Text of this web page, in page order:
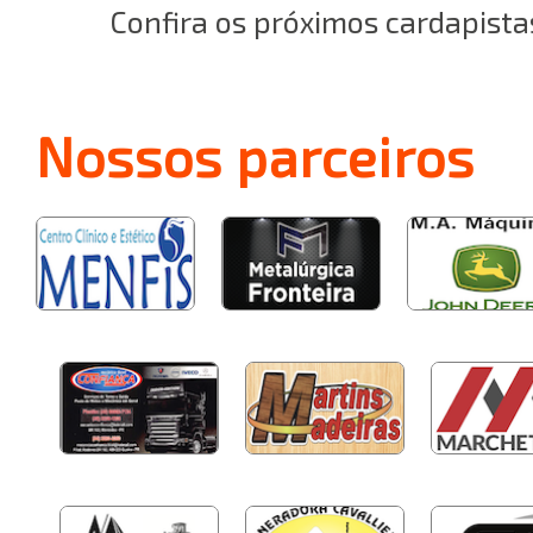
Confira os próximos
Nossos parceiros